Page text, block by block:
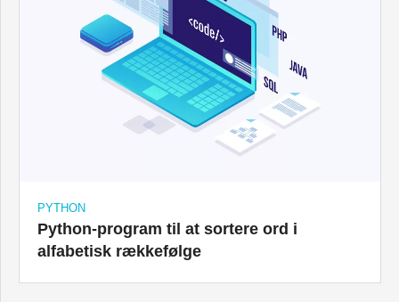
PYTHON
Python-program til at sortere ord i
alfabetisk rækkefølge